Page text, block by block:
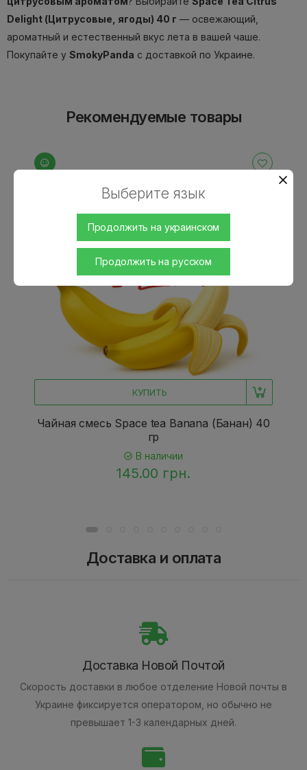
Выберите язык
Продолжить на украинском
Продолжить на русском
Delight (Цитрусовые, ягоды) 40 г — освежающий,
ароматный и естественный вкус лета в вашей чаше.
Покупайте у SmokyPanda с доставкой по Украине.
Рекомендуемые товары
КУПИТЬ
Чайная смесь Space tea Banana (Банан) 40
гр
В наличии
145.00 грн.
Доставка и оплата
Доставка Новой Почтой
Скорость доставки в любое отделение Новой почты в
Украине фиксируется оператором, но обычно не
превышает 1-3 календарных дней.